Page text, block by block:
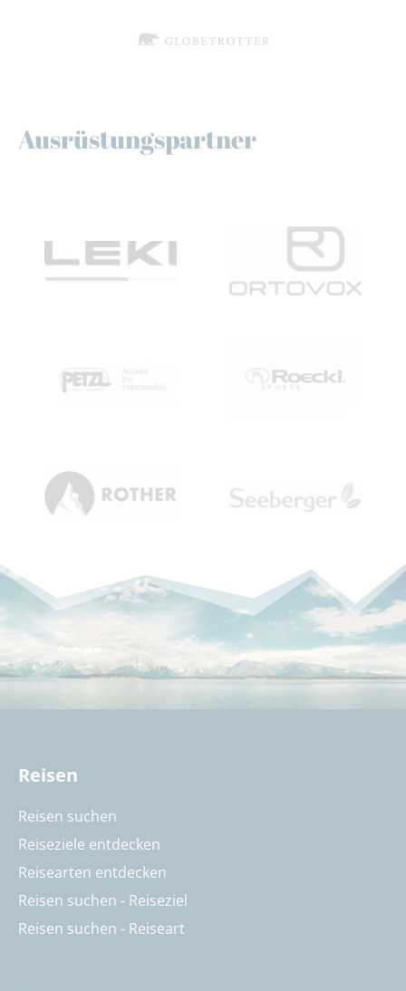
Ausrüstungspartner
Reisen
Reisen suchen
Reiseziele entdecken
Reisearten entdecken
Reisen suchen - Reiseziel
Reisen suchen - Reiseart